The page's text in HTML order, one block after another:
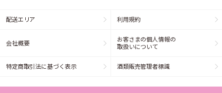
配送エリア 利用規約
会社概要
お客さまの個人情報の
取扱いについて
特定商取引法に基づく表示 酒類販売管理者標識